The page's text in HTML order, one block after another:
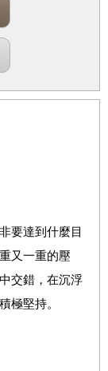
要達到什麼目
又一重的壓
交錯，在沉浮
極堅持。